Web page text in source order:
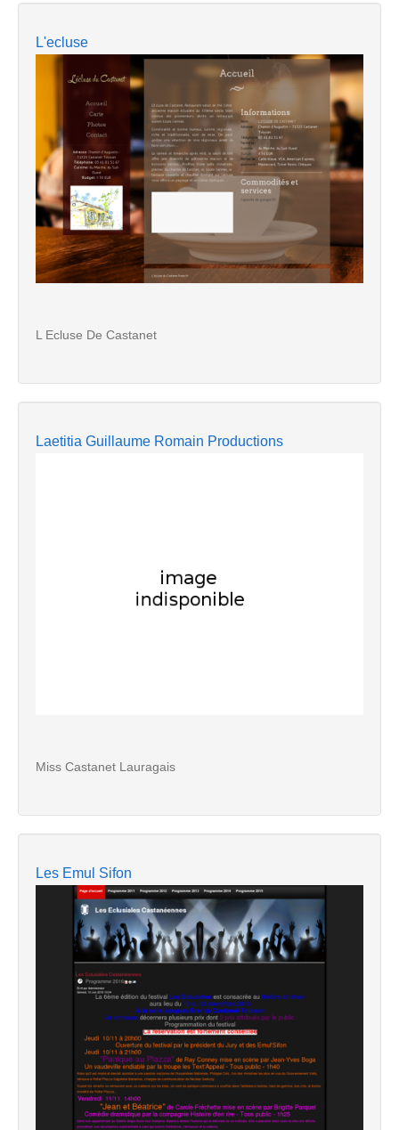
L'ecluse
L Ecluse De Castanet
Laetitia Guillaume Romain Productions
Miss Castanet Lauragais
Les Emul Sifon